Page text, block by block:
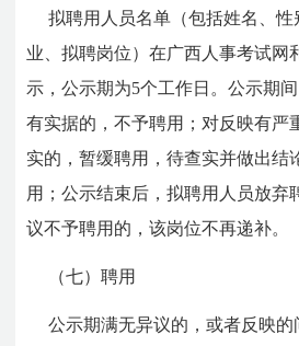
拟聘用人员名单（包括姓名、
业、拟聘岗位）在广西人事考试网
示，公示期为5个工作日。公示期
有实据的，不予聘用；对反映有严
实的，暂缓聘用，待查实并做出结
用；公示结束后，拟聘用人员放弃
议不予聘用的，该岗位不再递补。
（七）聘用
公示期满无异议的，或者反映的